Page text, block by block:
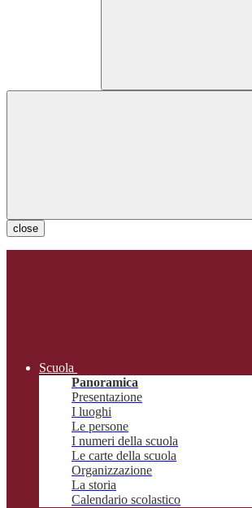
close
Scuola
Panoramica
Presentazione
I luoghi
Le persone
I numeri della scuola
Le carte della scuola
Organizzazione
La storia
Calendario scolastico